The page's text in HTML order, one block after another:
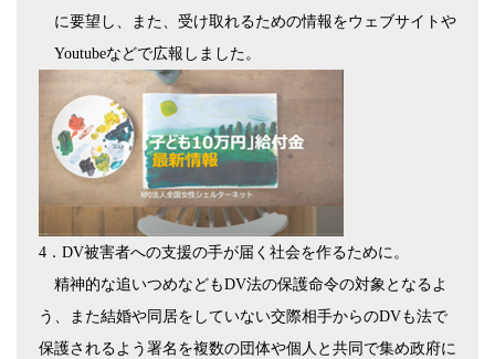
に要望し、また、受け取れるための情報をウェブサイトや
Youtubeなどで広報しました。
4 ． DV被害者への支援の手が届く社会を作るために。
精神的な追いつめなどもDV法の保護命令の対象となるよ
う、また結婚や同居をしていない交際相手からのDVも法で
保護されるよう署名を複数の団体や個人と共同で集め政府に